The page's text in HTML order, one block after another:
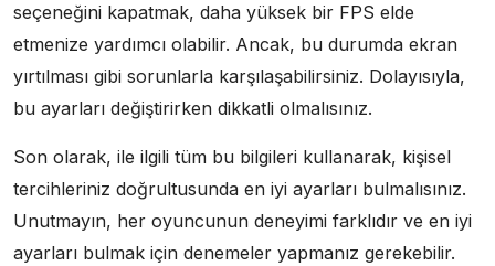
seçeneğini kapatmak, daha yüksek bir FPS elde
etmenize yardımcı olabilir. Ancak, bu durumda ekran
yırtılması gibi sorunlarla karşılaşabilirsiniz. Dolayısıyla,
bu ayarları değiştirirken dikkatli olmalısınız.
Son olarak, ile ilgili tüm bu bilgileri kullanarak, kişisel
tercihleriniz doğrultusunda en iyi ayarları bulmalısınız.
Unutmayın, her oyuncunun deneyimi farklıdır ve en iyi
ayarları bulmak için denemeler yapmanız gerekebilir.